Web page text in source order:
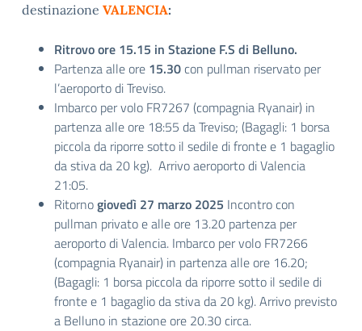
destinazione VALENCIA:
Ritrovo ore 15.15 in Stazione F.S di Belluno.
Partenza alle ore 15.30 con pullman riservato per
l’aeroporto di Treviso.
Imbarco per volo FR7267 (compagnia Ryanair) in
partenza alle ore 18:55 da Treviso; (Bagagli: 1 borsa
piccola da riporre sotto il sedile di fronte e 1 bagaglio
da stiva da 20 kg). Arrivo aeroporto di Valencia
21:05.
Ritornogiovedì 27 marzo 2025 Incontro con
pullman privato e alle ore 13.20 partenza per
aeroporto di Valencia. Imbarco per volo FR7266
(compagnia Ryanair) in partenza alle ore 16.20;
(Bagagli: 1 borsa piccola da riporre sotto il sedile di
fronte e 1 bagaglio da stiva da 20 kg). Arrivo previsto
a Belluno in stazione ore 20.30 circa.